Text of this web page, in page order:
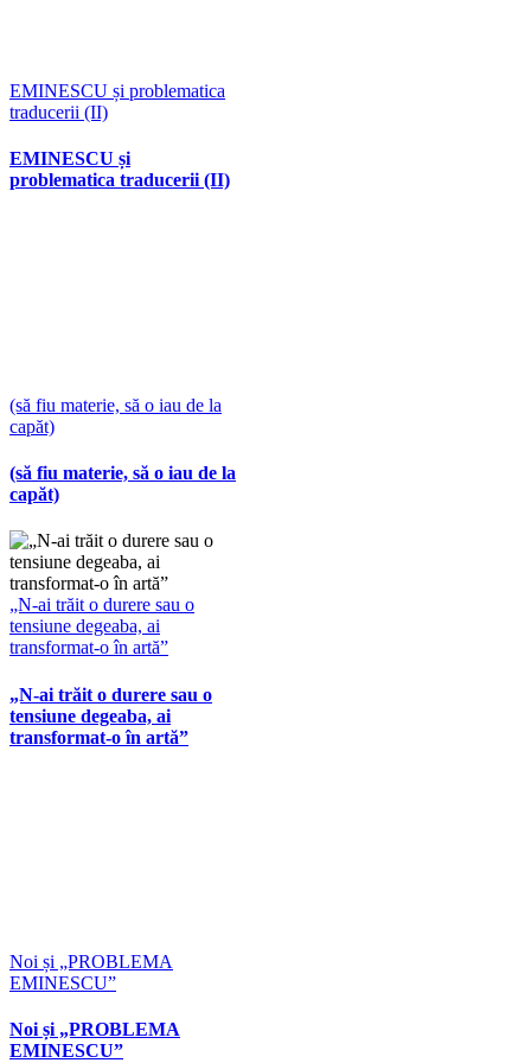
EMINESCU și problematica
traducerii (II)
EMINESCU și
problematica traducerii (II)
(să fiu materie, să o iau de la
capăt)
(să fiu materie, să o iau de la
capăt)
„N-ai trăit o durere sau o
tensiune degeaba, ai
transformat-o în artă”
„N-ai trăit o durere sau o
tensiune degeaba, ai
transformat-o în artă”
Noi și „PROBLEMA
EMINESCU”
Noi și „PROBLEMA
EMINESCU”